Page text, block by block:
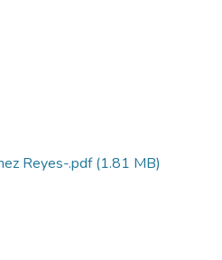
Reyes-.pdf(1.81 MB)